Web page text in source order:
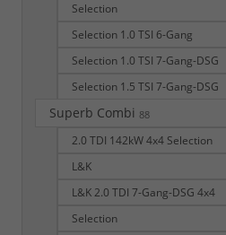
Selection
Selection 1.0 TSI 6-Gang
Selection 1.0 TSI 7-Gang-DSG
Selection 1.5 TSI 7-Gang-DSG
Superb Combi 88
2.0 TDI 142kW 4x4 Selection
L&K
L&K 2.0 TDI 7-Gang-DSG 4x4
Selection